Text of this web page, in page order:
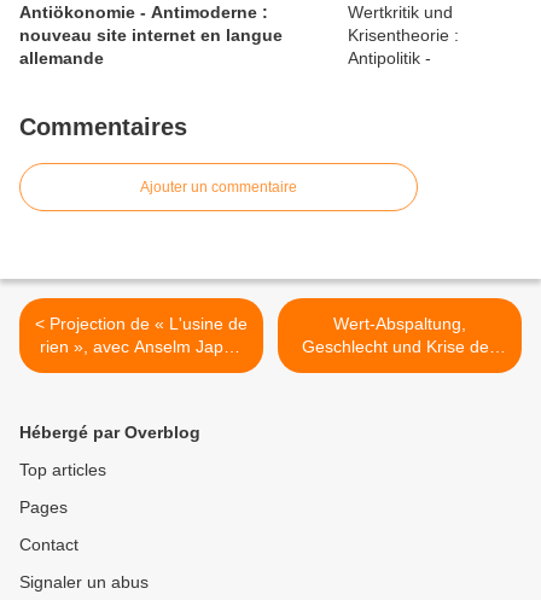
Antiökonomie - Antimoderne :
nouveau site internet en langue
allemande
Commentaires
Ajouter un commentaire
< Projection de « L'usine de
rien », avec Anselm Jappe
et le réalisateur Pedro
Wert-Abspaltung,
Geschlecht und Krise des
Kapitalismus. Interview von
Hébergé par Overblog
Top articles
Pages
Contact
Signaler un abus